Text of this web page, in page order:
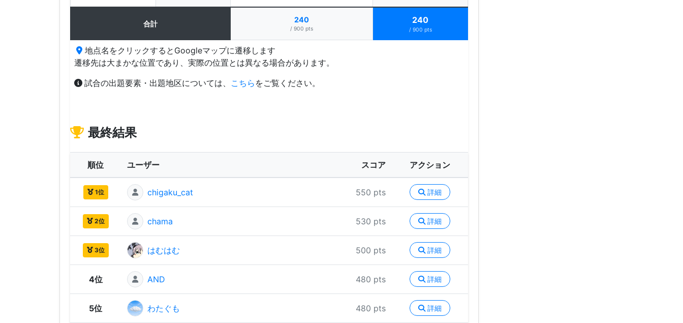
合計 240
/ 900 pts
240
/ 900 pts
地点名をクリックするとGoogleマップに遷移します
遷移先は大まかな位置であり、実際の位置とは異なる場合があります。
試合の出題要素・出題地区については、 こちら をご覧ください。
最終結果
順位 ユーザー スコア アクション
1位 chigaku_cat 550 pts 詳細
2位 chama 530 pts 詳細
3位 はむはむ 500 pts 詳細
4位 AND 480 pts 詳細
5位 わたぐも 480 pts 詳細